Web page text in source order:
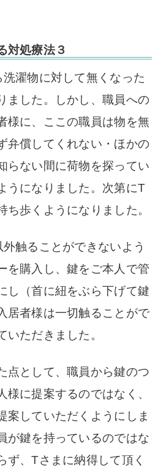
対処療法３
濯物に対して無くなった
ました。しかし、職員への
様に、ここの職員は物を無
弁償してくれない・ほかの
らない間に荷物を探ってい
うになりました。次第にT
ち歩くようになりました。
触ることができないよう
を購入し、鍵をご本人で管
し（首に紐をぶら下げて鍵
居者様は一切触ることがで
いただきました。
として、職員から鍵のつ
様に提案するのではなく、
案していただくようにしま
が鍵を持っているのではな
ず、Tさまに納得して頂く